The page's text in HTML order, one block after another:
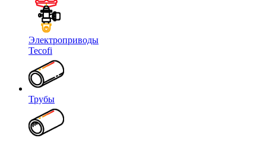
Электроприводы
Tecofi
Трубы